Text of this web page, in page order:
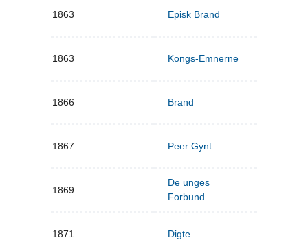
1863 Episk Brand
1863 Kongs-Emnerne
1866 Brand
1867 Peer Gynt
1869
De unges
Forbund
1871 Digte